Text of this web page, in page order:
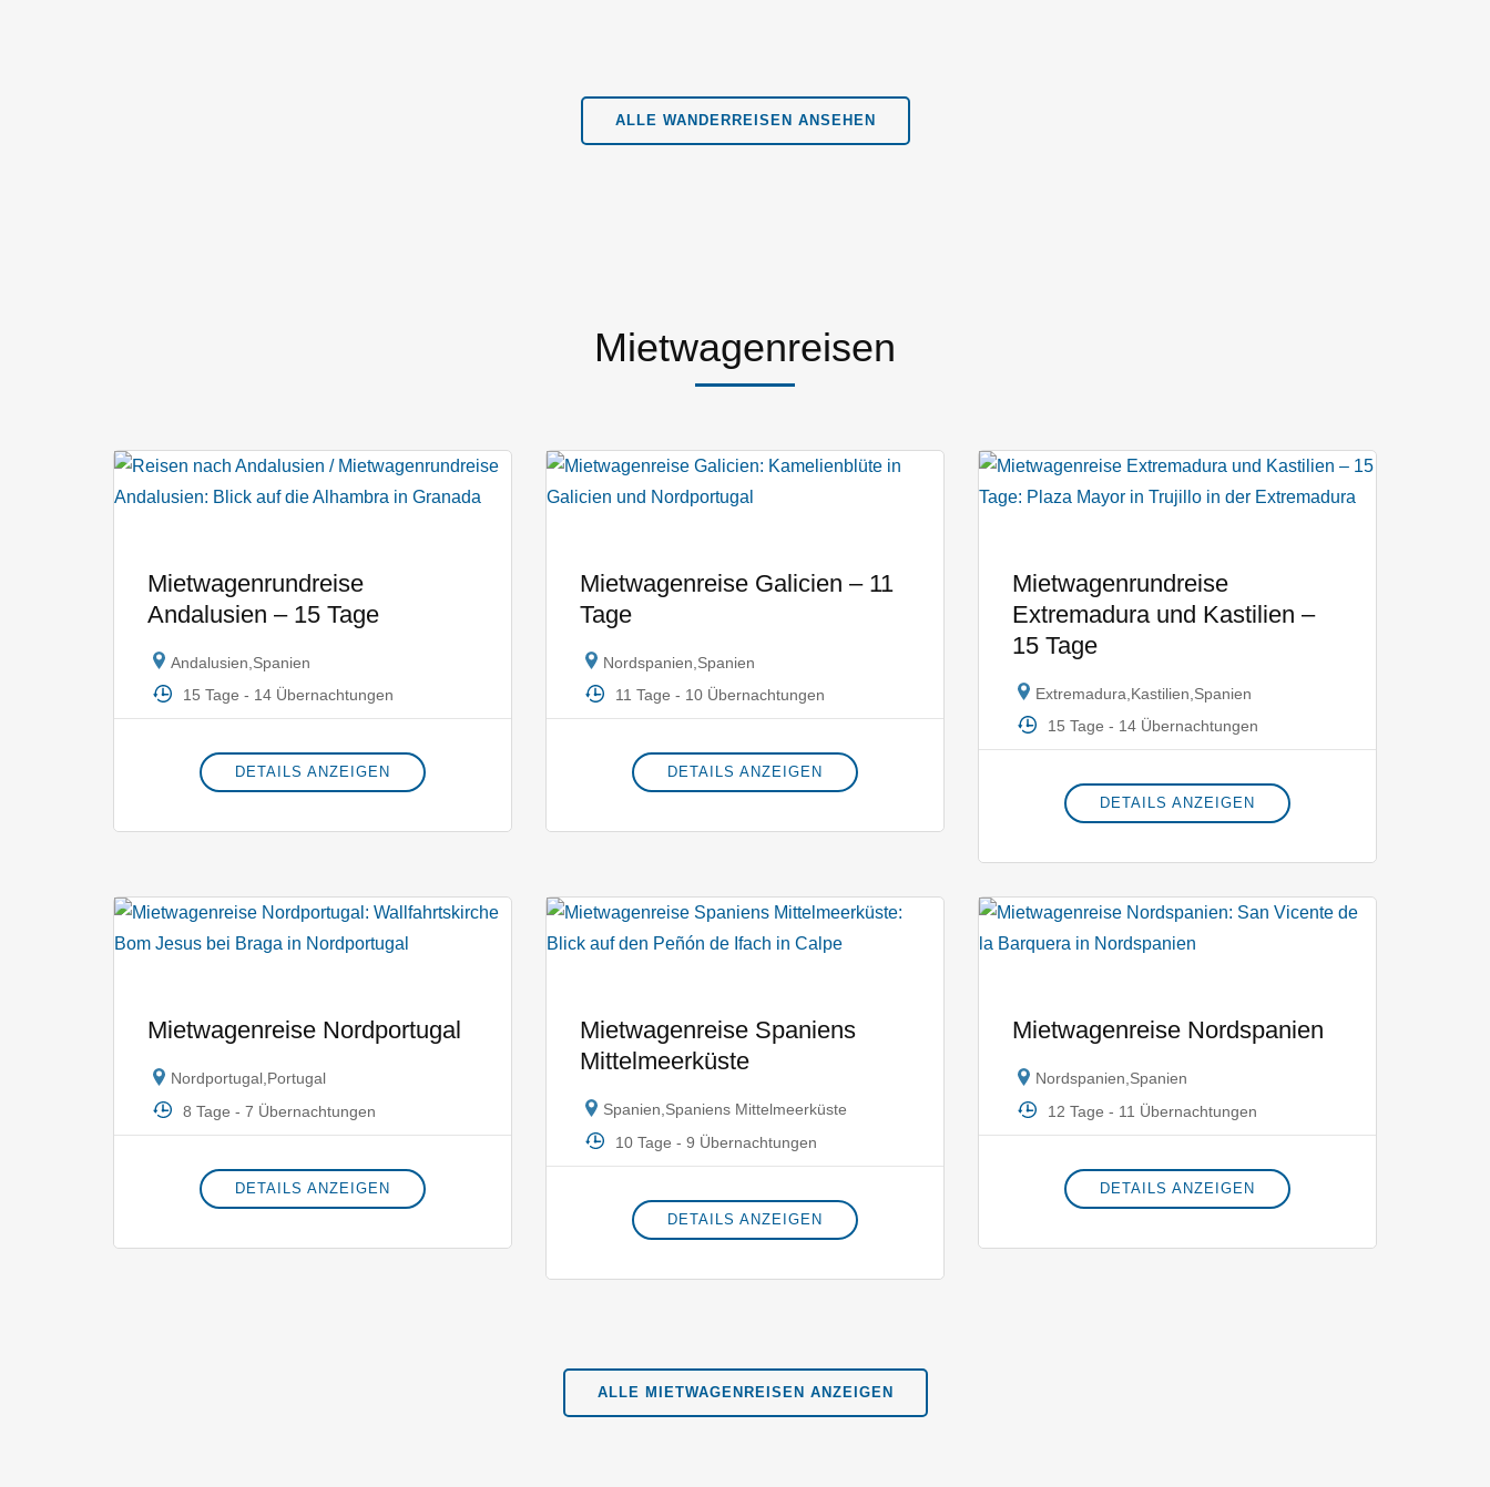
ALLE WANDERREISEN ANSEHEN
Mietwagenreisen
Mietwagenrundreise
Andalusien – 15 Tage
Andalusien Spanien
15 Tage - 14 Übernachtungen
DETAILS ANZEIGEN
Mietwagenreise Galicien – 11
Tage
Nordspanien Spanien
11 Tage - 10 Übernachtungen
DETAILS ANZEIGEN
Mietwagenrundreise
Extremadura und Kastilien –
15 Tage
Extremadura Kastilien Spanien
15 Tage - 14 Übernachtungen
DETAILS ANZEIGEN
Mietwagenreise Nordportugal
Nordportugal Portugal
8 Tage - 7 Übernachtungen
DETAILS ANZEIGEN
Mietwagenreise Spaniens
Mittelmeerküste
Spanien Spaniens Mittelmeerküste
10 Tage - 9 Übernachtungen
DETAILS ANZEIGEN
Mietwagenreise Nordspanien
Nordspanien Spanien
12 Tage - 11 Übernachtungen
DETAILS ANZEIGEN
ALLE MIETWAGENREISEN ANZEIGEN